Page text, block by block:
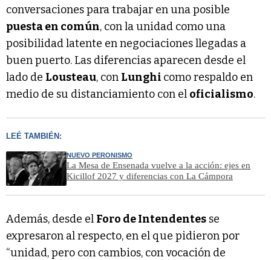
conversaciones para trabajar en una posible
puesta en común, con la unidad como una
posibilidad latente en negociaciones llegadas a
buen puerto. Las diferencias aparecen desde el
lado de Lousteau, con Lunghi como respaldo en
medio de su distanciamiento con el oficialismo.
LEÉ TAMBIÉN:
NUEVO PERONISMO
La Mesa de Ensenada vuelve a la acción: ejes en
Kicillof 2027 y diferencias con La Cámpora
Además, desde el Foro de Intendentes se
expresaron al respecto, en el que pidieron por
“unidad, pero con cambios, con vocación de